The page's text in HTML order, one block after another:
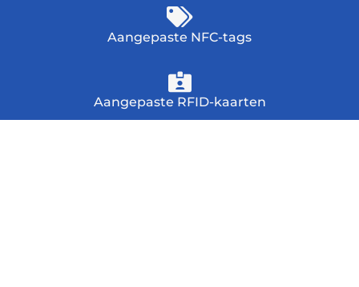
Aangepaste NFC-tags
Aangepaste RFID-kaarten